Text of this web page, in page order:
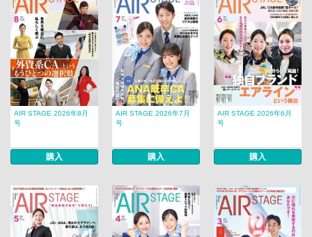
AIR STAGE 2026年8月
号
購入
AIR STAGE 2026年7月
号
購入
AIR STAGE 2026年6月
号
購入